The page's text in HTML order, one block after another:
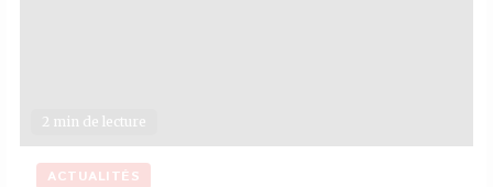
2 min de lecture
ACTUALITÉS